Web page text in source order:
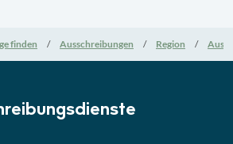
Verfahrensarten
Lektion 3
finden Ausschreibungen Region